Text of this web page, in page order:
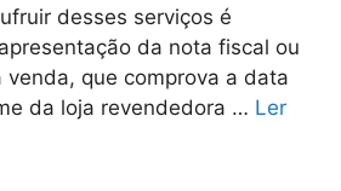
desses serviços é
da nota fiscal ou
venda, que comprova a data
da loja revendedora … Ler